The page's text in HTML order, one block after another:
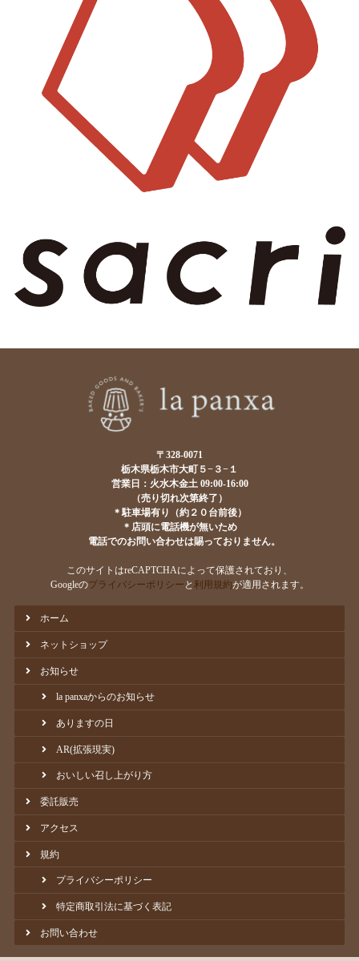
〒328-0071
栃木県栃木市大町５−３−１
営業日：火水木金土 09:00-16:00
（売り切れ次第終了）
＊駐車場有り（約２０台前後）
＊店頭に電話機が無いため
電話でのお問い合わせは賜っておりません。
このサイトはreCAPTCHAによって保護されており、
Googleのプライバシーポリシー と 利用規約が適用されます。
ホーム
ネットショップ
お知らせ
la panxaからのお知らせ
ありますの日
AR(拡張現実)
おいしい召し上がり方
委託販売
アクセス
規約
プライバシーポリシー
特定商取引法に基づく表記
お問い合わせ